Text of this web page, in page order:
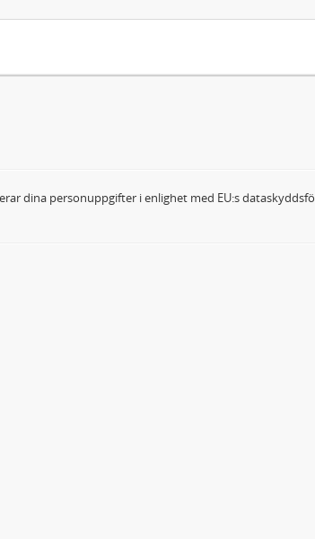
dina personuppgifter i enlighet med EU:s